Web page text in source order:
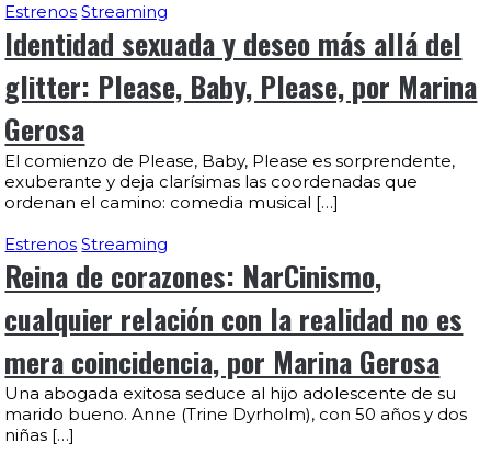
Estrenos Streaming
Identidad sexuada y deseo más allá del
glitter: Please, Baby, Please, por Marina
Gerosa
El comienzo de Please, Baby, Please es sorprendente,
exuberante y deja clarísimas las coordenadas que
ordenan el camino: comedia musical […]
Estrenos Streaming
Reina de corazones: NarCinismo,
cualquier relación con la realidad no es
mera coincidencia, por Marina Gerosa
Una abogada exitosa seduce al hijo adolescente de su
marido bueno. Anne (Trine Dyrholm), con 50 años y dos
niñas […]